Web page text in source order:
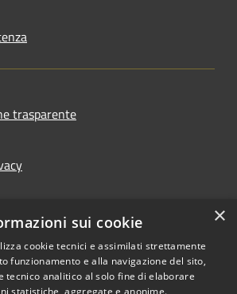
trasparente
accessibilità
×
sui cookie
cookie tecnici e assimilati strettamente
funzionamento e alla navigazione del sito,
tecnico analitico al solo fine di elaborare
statistiche, aggregate e anonime.